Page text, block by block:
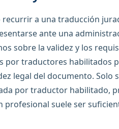
recurrir a una traducción
ante una
sobre la validez y los
por traductores habilitados
legal del documento.
por traductor habilitado,
profesional suele ser